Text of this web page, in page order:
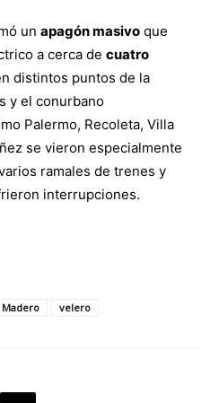
un apagón masivo que
a cerca de cuatro
distintos puntos de la
y el conurbano
Palermo, Recoleta, Villa
se vieron especialmente
ramales de trenes y
interrupciones.
velero